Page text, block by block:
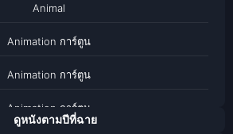
Animal
Animation การ์ตูน
Animation การ์ตูน
Animation การ์ตูน
ดูหนังตามปีที่ฉาย